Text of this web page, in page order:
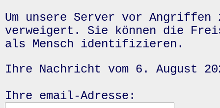
Um unsere Server vor
verweigert. Sie können die
als Mensch identifizieren.
Ihre Nachricht vom 6. August
Ihre email-Adresse: